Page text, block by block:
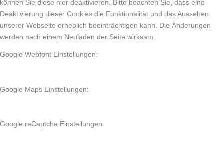
können Sie diese hier deaktivieren. Bitte beachten Sie, dass eine
Deaktivierung dieser Cookies die Funktionalität und das Aussehen
unserer Webseite erheblich beeinträchtigen kann. Die Änderungen
werden nach einem Neuladen der Seite wirksam.
Google Webfont Einstellungen:
Google Maps Einstellungen:
Google reCaptcha Einstellungen: